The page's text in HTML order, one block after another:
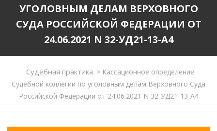
УГОЛОВНЫМ ДЕЛАМ ВЕРХОВНОГО
СУДА РОССИЙСКОЙ ФЕДЕРАЦИИ ОТ
24.06.2021 N 32-УД21-13-А4
Судебная практика > Кассационное определение
Судебной коллегии по уголовным делам Верховного Суда
Российской Федерации от 24.06.2021 N 32-УД21-13-А4